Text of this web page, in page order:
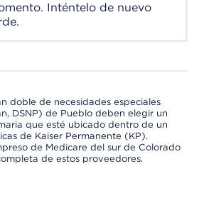
Inténtelo de nuevo
doble de necesidades especiales
DSNP) de Pueblo deben elegir un
que esté ubicado dentro de un
de Kaiser Permanente (KP).
de Medicare del sur de Colorado
de estos proveedores.